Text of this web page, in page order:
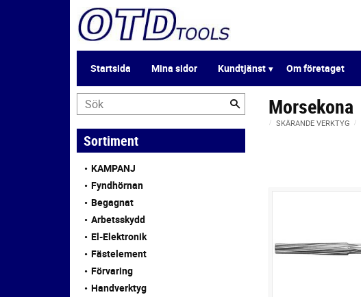
Startsida Mina sidor Kundtjänst Om företaget
Morsekona
SKÄRANDE VERKTYG
Sortiment
KAMPANJ
Fyndhörnan
Begagnat
Arbetsskydd
El-Elektronik
Fästelement
Förvaring
Handverktyg